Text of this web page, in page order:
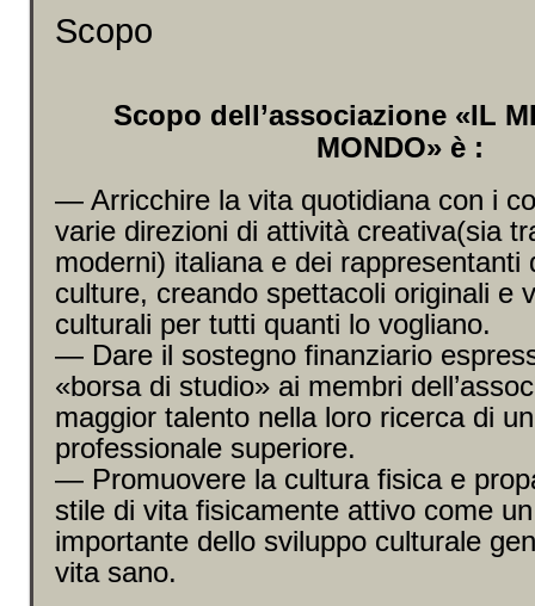
Scopo
Scopo dell’associazione «IL
MONDO» è :
— Arricchire la vita quotidiana con i
varie direzioni di attività creativa(sia
moderni) italiana e dei rappresentanti
culture, creando spettacoli originali e
culturali per tutti quanti lo vogliano.
— Dare il sostegno finanziario
«borsa di studio» ai membri
maggior talento nella loro ricerca di
professionale superiore.
— Promuovere la cultura fisica e
stile di vita fisicamente attivo come
importante dello sviluppo culturale
vita sano.